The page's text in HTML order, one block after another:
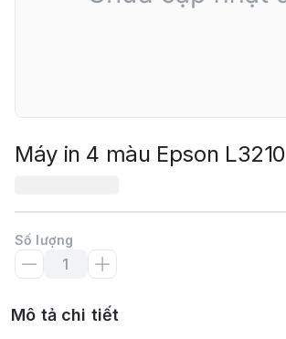
Máy in 4 màu Epson L3210
Số lượng
Mô tả chi tiết